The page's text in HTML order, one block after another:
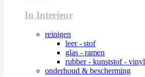
In Interieur
reinigen
leer - stof
glas - ramen
rubber - kunststof - vinyl
onderhoud & bescherming